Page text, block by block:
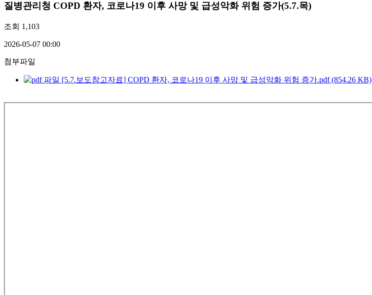
질병관리청 COPD 환자, 코로나19 이후 사망 및 급성악화 위험 증가(5.7.목)
조회 1,103
2026-05-07 00:00
첨부파일
[5.7.보도참고자료] COPD 환자, 코로나19 이후 사망 및 급성악화 위험 증가.pdf (854.26 KB)